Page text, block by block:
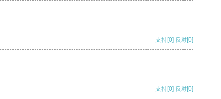
支持[0] 反对[0]
支持[0] 反对[0]